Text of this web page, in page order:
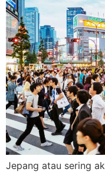
Jepang atau sering